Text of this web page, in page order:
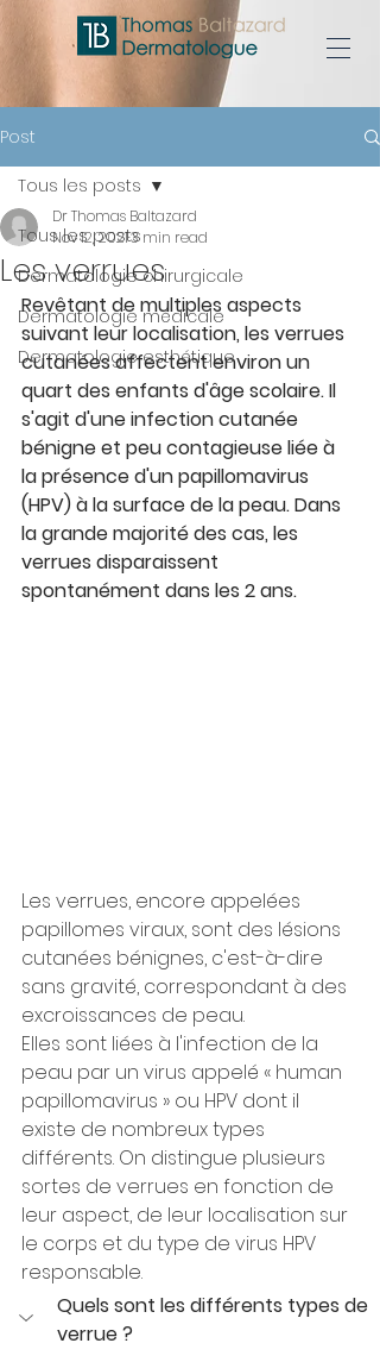
Post
Tous les posts
Dermatologie chirurgicale
Dermatologie médicale
Dermatologie esthétique
Tous les posts
Les verrues
Dr Thomas Baltazard
Nov 12, 20213 min read
Revêtant de multiples aspects
suivant leur localisation, les verrues
cutanées affectent environ un
quart des enfants d'âge scolaire. Il
s'agit d'une infection cutanée
bénigne et peu contagieuse liée à
la présence d'un papillomavirus
(HPV) à la surface de la peau. Dans
la grande majorité des cas, les
verrues disparaissent
spontanément dans les 2 ans.
Les verrues, encore appelées
papillomes viraux, sont des lésions
cutanées bénignes, c'est-à-dire
sans gravité, correspondant à des
excroissances de peau.
Elles sont liées à l'infection de la
peau par un virus appelé « human
papillomavirus » ou HPV dont il
existe de nombreux types
différents. On distingue plusieurs
sortes de verrues en fonction de
leur aspect, de leur localisation sur
le corps et du type de virus HPV
responsable.
Quels sont les différents types de
verrue ?